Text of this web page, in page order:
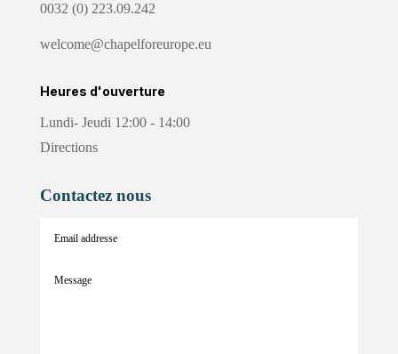
0032 (0) 223.09.242
welcome@chapelforeurope.eu
Heures d'ouverture
Lundi- Jeudi 12:00 - 14:00
Directions
Contactez nous